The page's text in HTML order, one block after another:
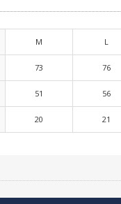
M L
73 76
51 56
20 21